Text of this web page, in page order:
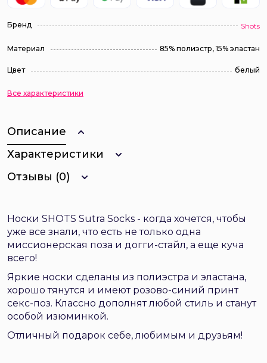
Бренд Shots
Материал 85% полиэстр, 15% эластан
Цвет белый
Все характеристики
Описание
Характеристики
Отзывы (0)
Носки SHOTS Sutra Socks - когда хочется, чтобы
уже все знали, что есть не только одна
миссионерская поза и догги-стайл, а еще куча
всего!
Яркие носки сделаны из полиэстра и эластана,
хорошо тянутся и имеют розово-синий принт
секс-поз. Классно дополнят любой стиль и станут
особой изюминкой.
Отличный подарок себе, любимым и друзьям!